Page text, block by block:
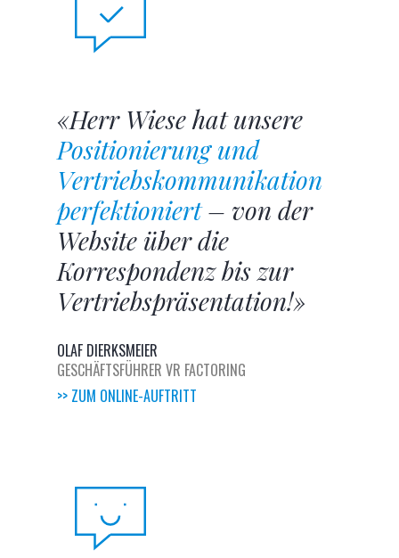
«Herr Wiese hat unsere
Positionierung und
Vertriebskommunikation
perfektioniert– von der
Website über die
Korrespondenz bis zur
Vertriebspräsentation!»
OLAF DIERKSMEIER
GESCHÄFTSFÜHRER VR FACTORING
>> ZUM ONLINE-AUFTRITT